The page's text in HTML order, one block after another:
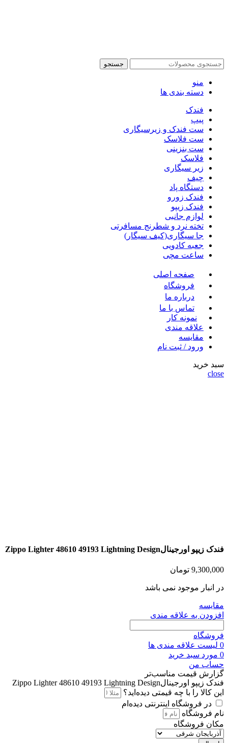
جستجو
منو
دسته بندی ها
فندک
پیپ
ست فندک و زیرسیگاری
ست فلاسک
ست بنزینی
فلاسک
زیر سیگاری
چیف
دستگاه پاد
فندک زورو
فندک زیپو
لوازم جانبی
تخته نرد و شطرنج مسافرتی
جا سیگاری(کیف سیگار)
جعبه کادویی
ساعت مچی
صفحه اصلی
فروشگاه
درباره ما
تماس با ما
نمونه کار
علاقه مندی
مقايسه
ورود / ثبت نام
سبد خرید
close
فندک زیپو اورجینالZippo Lighter 48610 49193 Lightning Design
9,300,000 تومان
در انبار موجود نمی باشد
مقايسه
افزودن به علاقه مندی
فروشگاه
0 لیست علاقه مندی ها
0 مورد سبد خرید
حساب من
گزارش قیمت مناسب‌تر
فندک زیپو اورجینالZippo Lighter 48610 49193 Lightning Design
این کالا را با چه قیمتی دیده‌اید؟
در فروشگاه اینترنتی دیده‌ام
نام فروشگاه
مکان فروشگاه